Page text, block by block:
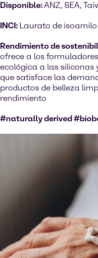
Disponible:ANZ, SEA,
INCI: Laurato de isoamilo
Rendimiento de
ofrece a los
ecológica a las siliconas
que satisface las
productos de belleza
rendimiento
#naturally derived